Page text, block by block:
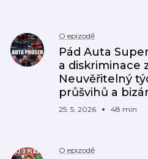
O epizodě
Pád Auta
a diskriminace
Neuvěřitelný
průšvihů a
25. 5. 2026 48 min
O epizodě